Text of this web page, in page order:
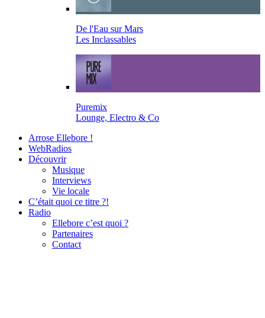
De l'Eau sur Mars
Les Inclassables
Puremix
Lounge, Electro & Co
Arrose Ellebore !
WebRadios
Découvrir
Musique
Interviews
Vie locale
C’était quoi ce titre ?!
Radio
Ellebore c’est quoi ?
Partenaires
Contact